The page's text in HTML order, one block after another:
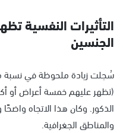
التأثيرات النفسية
الجنسين
سُجلت زيادة ملحوظة في نسبة
الذكور. وكان هذا الاتجاه
والمناطق الجغرافية.